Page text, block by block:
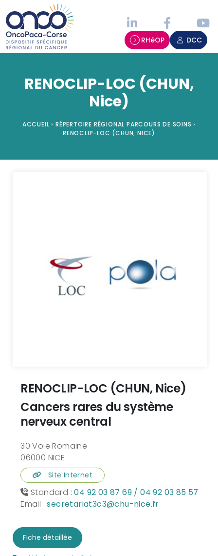
RHéOP DCC
RENOCLIP-LOC (CHUN,
Nice)
ACCUEIL › RÉPERTOIRE RÉGIONAL PARCOURS DE SOINS ›
RENOCLIP-LOC (CHUN, NICE)
RENOCLIP-LOC (CHUN, Nice)
Cancers rares du système
nerveux central
30 Voie Romaine
06000 NICE
Site Internet
Standard :04 92 03 87 69 / 04 92 03 85 57
Email :secretariat3c3@chu-nice.fr
Fiche détaillée
Panneau de gestion des cookies